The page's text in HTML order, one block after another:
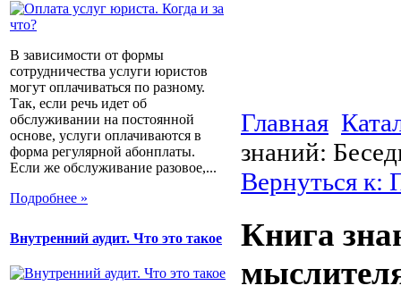
В зависимости от формы
сотрудничества услуги юристов
могут оплачиваться по разному.
Так, если речь идет об
обслуживании на постоянной
основе, услуги оплачиваются в
форма регулярной абонплаты.
Если же обслуживание разовое,...
Подробнее »
Внутренний аудит. Что это такое
Главная
знаний:
Вернуться к:
Книга